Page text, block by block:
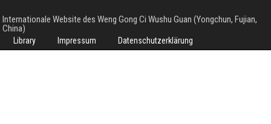
Internationale Website des Weng Gong Ci Wushu Guan (Yongchun, Fujian,
China)
Library Impressum Datenschutzerklärung